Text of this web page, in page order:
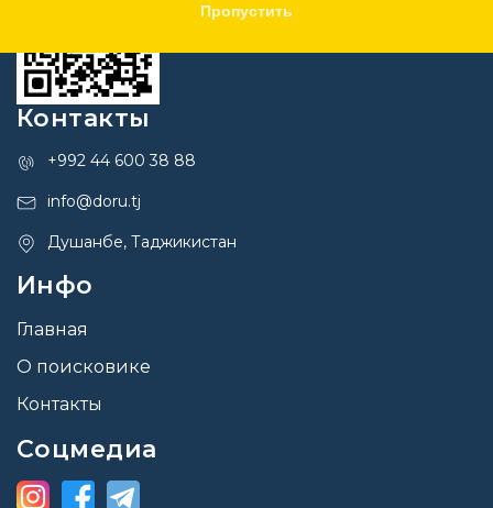
Пропустить
Контакты
+992 44 600 38 88
info@doru.tj
Душанбе, Таджикистан
Инфо
Главная
О поисковике
Контакты
Соцмедиа